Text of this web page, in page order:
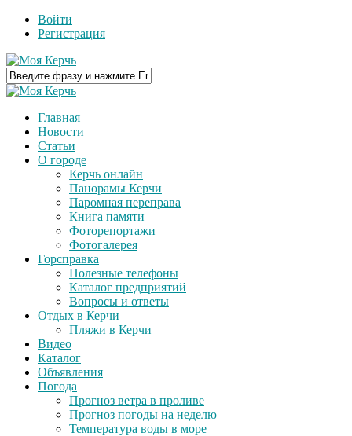
Войти
Регистрация
Главная
Новости
Статьи
О городе
Керчь онлайн
Панорамы Керчи
Паромная переправа
Книга памяти
Фоторепортажи
Фотогалерея
Горсправка
Полезные телефоны
Каталог предприятий
Вопросы и ответы
Отдых в Керчи
Пляжи в Керчи
Видео
Каталог
Объявления
Погода
Прогноз ветра в проливе
Прогноз погоды на неделю
Температура воды в море